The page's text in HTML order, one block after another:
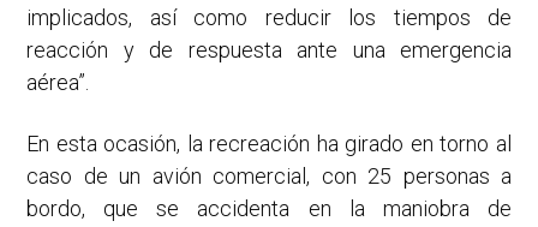
implicados, así como reducir los tiempos de
reacción y de respuesta ante una emergencia
aérea”.
En esta ocasión, la recreación ha girado en torno al
caso de un avión comercial, con 25 personas a
bordo, que se accidenta en la maniobra de